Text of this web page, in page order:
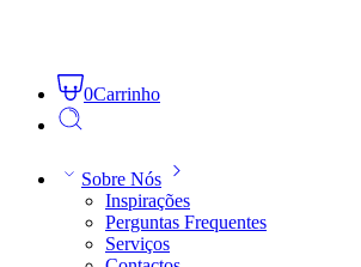
0Carrinho
Sobre Nós
Inspirações
Perguntas Frequentes
Serviços